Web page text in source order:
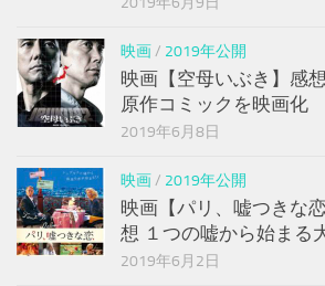
映画/ 2019年公開
映画【空母いぶき】感
原作コミックを映画化
2019年6月8日
映画/ 2019年公開
映画【パリ、嘘つきな
想 １つの嘘から始まる
2019年6月2日